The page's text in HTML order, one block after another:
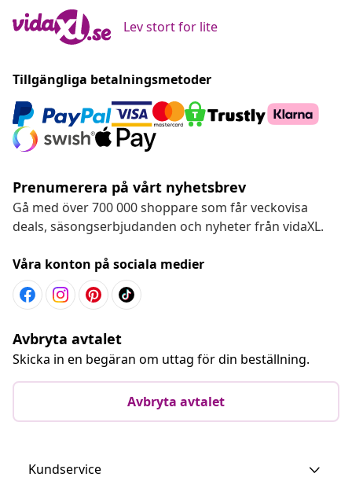
Lev stort for lite
Tillgängliga betalningsmetoder
Prenumerera på vårt nyhetsbrev
Gå med över 700 000 shoppare som får veckovisa
deals, säsongserbjudanden och nyheter från vidaXL.
Våra konton på sociala medier
Avbryta avtalet
Skicka in en begäran om uttag för din beställning.
Avbryta avtalet
Kundservice